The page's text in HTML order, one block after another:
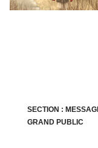
SECTION :
GRAND PUBLIC